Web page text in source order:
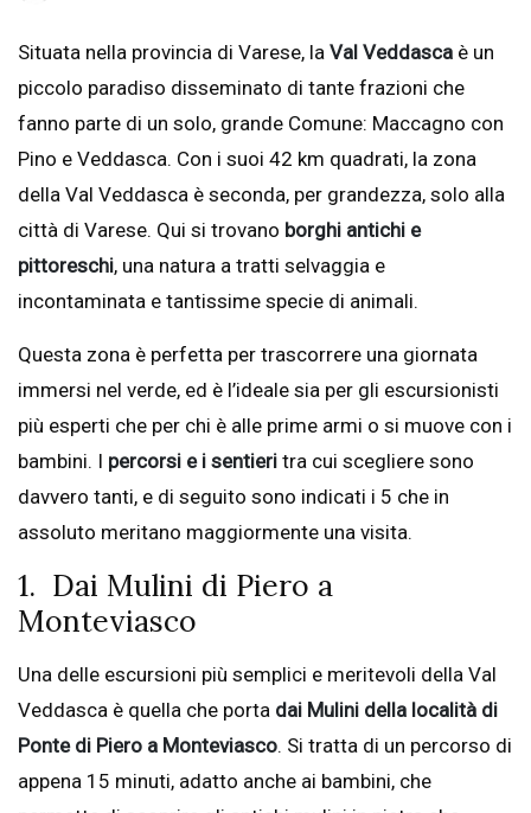
Situata nella provincia di Varese, la Val Veddasca è un
piccolo paradiso disseminato di tante frazioni che
fanno parte di un solo, grande Comune: Maccagno con
Pino e Veddasca. Con i suoi 42 km quadrati, la zona
della Val Veddasca è seconda, per grandezza, solo alla
città di Varese. Qui si trovano borghi antichi e
pittoreschi, una natura a tratti selvaggia e
incontaminata e tantissime specie di animali.
Questa zona è perfetta per trascorrere una giornata
immersi nel verde, ed è l’ideale sia per gli escursionisti
più esperti che per chi è alle prime armi o si muove con i
bambini. I percorsi e i sentieri tra cui scegliere sono
davvero tanti, e di seguito sono indicati i 5 che in
assoluto meritano maggiormente una visita.
1. Dai Mulini di Piero a
Monteviasco
Una delle escursioni più semplici e meritevoli della Val
Veddasca è quella che porta dai Mulini della località di
Ponte di Piero a Monteviasco. Si tratta di un percorso di
appena 15 minuti, adatto anche ai bambini, che